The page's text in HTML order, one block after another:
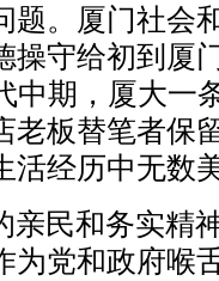
题。厦门社会
操守给初到厦
中期，厦大一
老板替笔者保
活经历中无数
民和务实精
为党和政府喉